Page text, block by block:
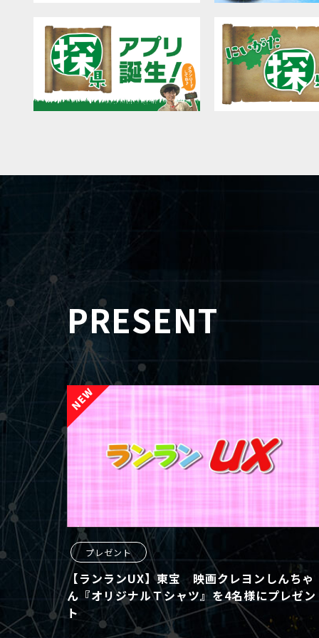
PRESENT
プレゼント
【ランランUX】東宝 映画クレヨンしんちゃ
ん『オリジナルＴシャツ』を4名様にプレゼン
ト